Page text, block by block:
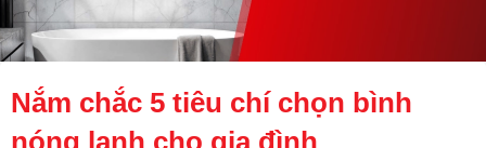
Nắm chắc 5 tiêu chí chọn bình
nóng lạnh cho gia đình